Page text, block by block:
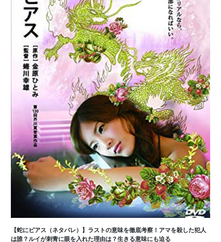
【蛇にピアス（ネタバレ）】ラストの意味を徹底考察！アマを殺した犯人
は誰？ルイが刺青に眼を入れた理由は？生きる意味にも迫る